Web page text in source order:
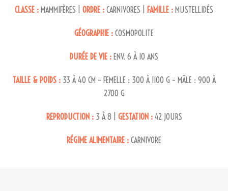
CLASSE : MAMMIFÈRES | ORDRE : CARNIVORES | FAMILLE : MUSTELLIDÉS
GÉOGRAPHIE : COSMOPOLITE
DURÉE DE VIE : ENV. 6 À 10 ANS
TAILLE & POIDS :33 À 40 CM – FEMELLE : 300 À 1100 G – MÂLE : 900 À
2700 G
REPRODUCTION :3 À 8 | GESTATION :42 JOURS
RÉGIME ALIMENTAIRE : CARNIVORE